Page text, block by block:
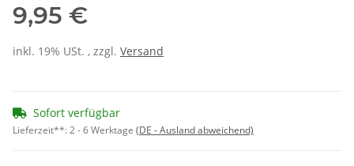
9,95 €
inkl. 19% USt. , zzgl. Versand
Sofort verfügbar
Lieferzeit**:2 - 6 Werktage (DE - Ausland abweichend)